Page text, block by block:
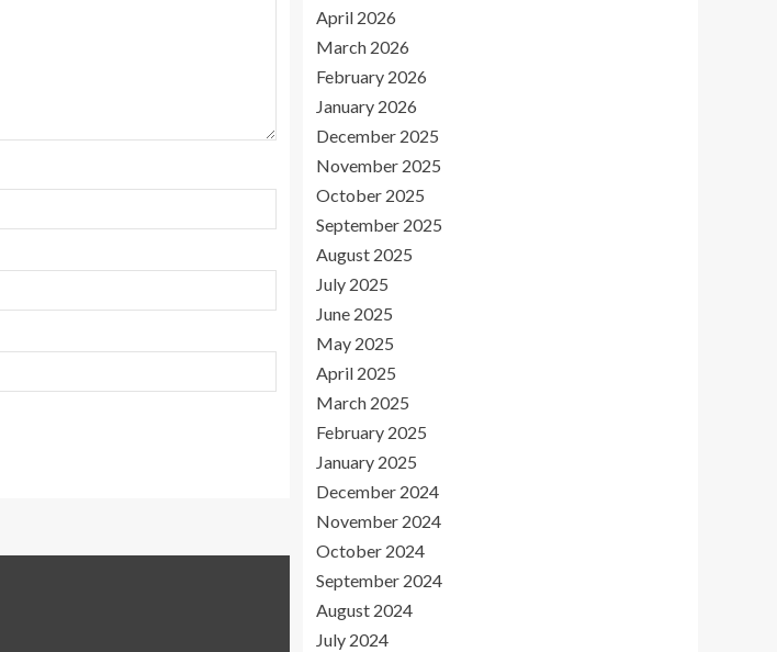
April 2026
March 2026
February 2026
January 2026
December 2025
November 2025
October 2025
September 2025
August 2025
July 2025
June 2025
May 2025
April 2025
March 2025
February 2025
January 2025
December 2024
November 2024
October 2024
September 2024
August 2024
July 2024